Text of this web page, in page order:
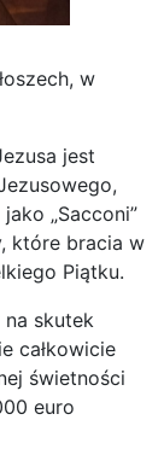
w
jest
„Sacconi”
które bracia w
Piątku.
na skutek
całkowicie
świetności
euro